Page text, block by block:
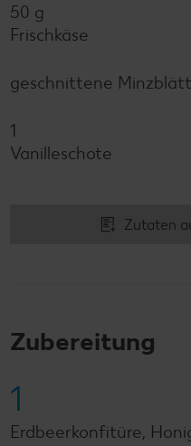
50 g
Frischkäse
geschnittene
1
Vanilleschote
Zutaten
Zubereitung
1
Erdbeerkonfitüre,